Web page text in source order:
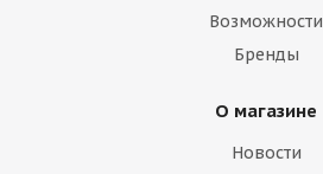
Возможности
Бренды
О магазине
Новости